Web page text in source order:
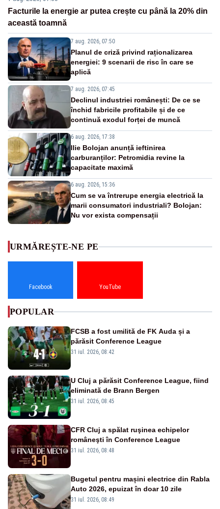
Facturile la energie ar putea crește cu până la 20% din
această toamnă
7 aug. 2026, 07:50
Planul de criză privind raționalizarea
energiei: 9 scenarii de risc în care se
aplică
7 aug. 2026, 07:45
Declinul industriei românești: De ce se
închid fabricile profitabile și de ce
continuă exodul forței de muncă
6 aug. 2026, 17:38
Ilie Bolojan anunță ieftinirea
carburanților: Petromidia revine la
capacitate maximă
6 aug. 2026, 15:36
Cum se va întrerupe energia electrică la
marii consumatori industriali? Bolojan:
Nu vor exista compensații
URMĂREȘTE-NE PE
Facebook YouTube
POPULAR
FCSB a fost umilită de FK Auda și a
părăsit Conference League
31 iul. 2026, 08:42
U Cluj a părăsit Conference League, fiind
eliminată de Brann Bergen
31 iul. 2026, 08:45
CFR Cluj a spălat ruşinea echipelor
româneşti în Conference League
31 iul. 2026, 08:48
Bugetul pentru mașini electrice din Rabla
Auto 2026, epuizat în doar 10 zile
31 iul. 2026, 08:49